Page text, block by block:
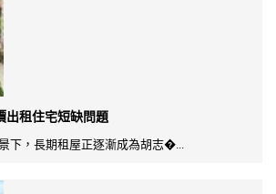
出租住宅短缺問題
下，長期租屋正逐漸成為胡志�...